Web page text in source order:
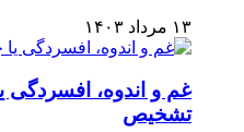
۱۳ مرداد ۱۴۰۳
غم و اندوه، افسردگی
تشخیص